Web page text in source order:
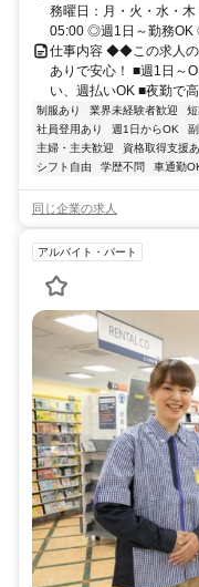
務曜日：月・火・水・
05:00 ◎週1日～勤務OK
仕事内容 ◆◆この求人
ありで安心！ ■週1日～
い、週払いOK ■夜勤で
制服あり 業界未経験者歓迎 短
社員登用あり
週1日からOK
主婦・主夫歓迎
資格取得支援
シフト自由
学歴不問 車通勤
同じ企業の求人
アルバイト・パート